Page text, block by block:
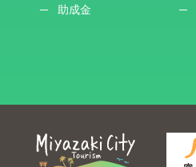
助成金